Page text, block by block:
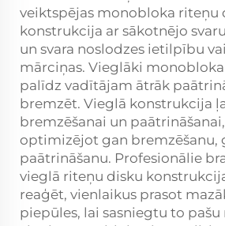
veiktspējas monobloka riteņu
konstrukcija ar sākotnējo
un svara noslodzes ietilpību
mārciņas. Vieglāki
palīdz vadītājam ātrāk
bremzēt. Vieglā konstrukcija
bremzēšanai un
optimizējot gan bremzēšanu,
paātrināšanu. Profesionālie
vieglā riteņu disku
reaģēt, vienlaikus prasot
piepūles, lai sasniegtu to pašu